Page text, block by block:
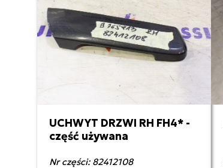
10,00 zł netto
UCHWYT DRZWI RH FH4* -
część używana
Nr części: 82412108